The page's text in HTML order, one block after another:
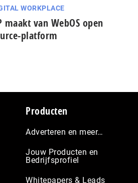
WORKPLACE
maakt van WebOS open
platform
Producten
Adverteren en meer…
Jouw Producten en
Bedrijfsprofiel
Whitepapers & Leads